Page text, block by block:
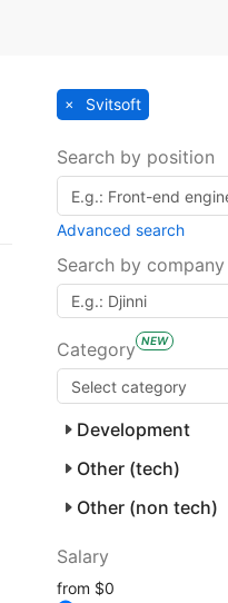
Svitsoft
Search by position
Advanced search
Search by company
Category NEW
Development
Other (tech)
Other (non tech)
Salary
from